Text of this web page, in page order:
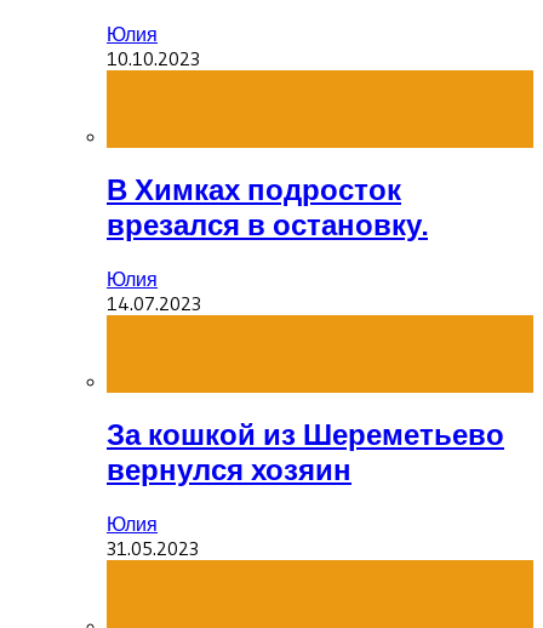
Юлия
10.10.2023
В Химках подросток
врезался в остановку.
Юлия
14.07.2023
За кошкой из Шереметьево
вернулся хозяин
Юлия
31.05.2023